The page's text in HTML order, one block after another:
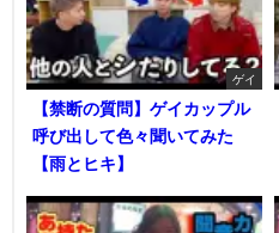
ゲイ
【禁断の質問】ゲイカップル
呼び出して色々聞いてみた
【雨とヒキ】